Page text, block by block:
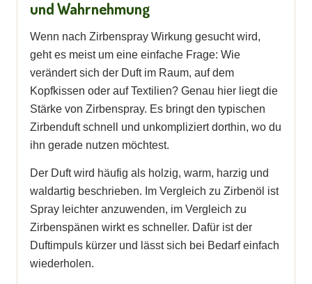
und Wahrnehmung
Wenn nach Zirbenspray Wirkung gesucht wird,
geht es meist um eine einfache Frage: Wie
verändert sich der Duft im Raum, auf dem
Kopfkissen oder auf Textilien? Genau hier liegt die
Stärke von Zirbenspray. Es bringt den typischen
Zirbenduft schnell und unkompliziert dorthin, wo du
ihn gerade nutzen möchtest.
Der Duft wird häufig als holzig, warm, harzig und
waldartig beschrieben. Im Vergleich zu Zirbenöl ist
Spray leichter anzuwenden, im Vergleich zu
Zirbenspänen wirkt es schneller. Dafür ist der
Duftimpuls kürzer und lässt sich bei Bedarf einfach
wiederholen.